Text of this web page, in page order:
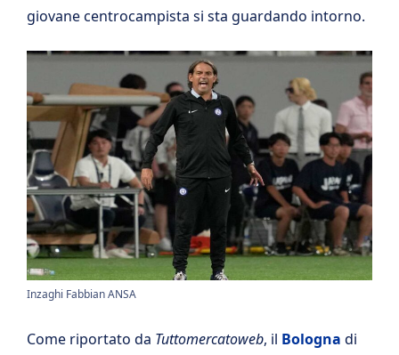
giovane centrocampista si sta guardando intorno.
Inzaghi Fabbian ANSA
Come riportato da Tuttomercatoweb, il Bologna di